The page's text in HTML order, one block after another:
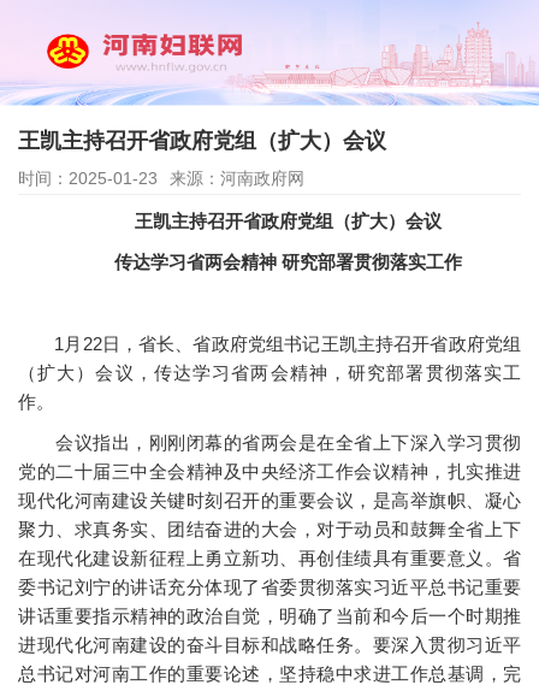
王凯主持召开省政府党组（扩大）会议
时间：2025-01-23 来源：河南政府网
王凯主持召开省政府党组（扩大）会议
传达学习省两会精神 研究部署贯彻落实工作
1月22日，省长、省政府党组书记王凯主持召开省政府党组
（扩大）会议，传达学习省两会精神，研究部署贯彻落实工
作。
会议指出，刚刚闭幕的省两会是在全省上下深入学习贯彻
党的二十届三中全会精神及中央经济工作会议精神，扎实推进
现代化河南建设关键时刻召开的重要会议，是高举旗帜、凝心
聚力、求真务实、团结奋进的大会，对于动员和鼓舞全省上下
在现代化建设新征程上勇立新功、再创佳绩具有重要意义。省
委书记刘宁的讲话充分体现了省委贯彻落实习近平总书记重要
讲话重要指示精神的政治自觉，明确了当前和今后一个时期推
进现代化河南建设的奋斗目标和战略任务。要深入贯彻习近平
总书记对河南工作的重要论述，坚持稳中求进工作总基调，完